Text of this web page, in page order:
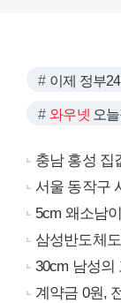
이제 정부
와우넷 오
충남 홍성 집
서울 동작구
5cm 왜소남
삼성반도체
30cm 남성의
계약금 0원,